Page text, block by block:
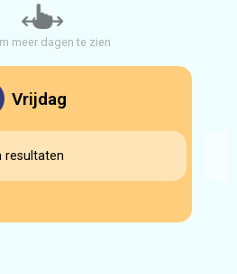
meer dagen te zien
Vrijdag
resultaten